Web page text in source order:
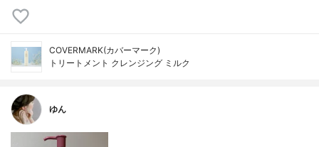
COVERMARK(カバーマーク)
トリートメント クレンジング ミルク
ゆん